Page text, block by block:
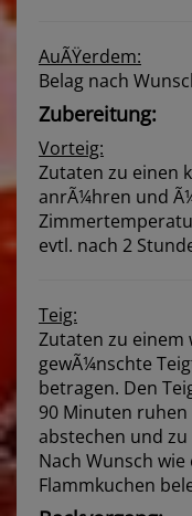
AuÃŸerdem:
Belag nach
Zubereitung:
Vorteig:
Zutaten zu einen
anrÃ¼hren und
evtl. nach 2
Teig:
Zutaten zu einem
gewÃ¼nschte
betragen. Den
90 Minuten ruhen
abstechen und
Nach Wunsch
Flammkuchen